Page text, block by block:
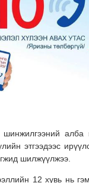
шинжилгээний
этгээдээс
шилжүүлжээ.
12 хувь нь